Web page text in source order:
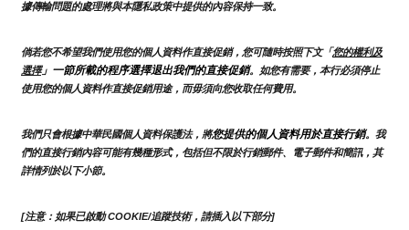
據傳輸問題的處理將與本隱私政策中提供的內容保持一致。
倘若您不希望我們使用您的個人資料作直接促銷，您可隨時按照下文「您的權利及
選擇」一節所載的程序選擇退出我們的直接促銷。如您有需要，本行必須停止
使用您的個人資料作直接促銷用途，而毋須向您收取任何費用。
我們只會根據中華民國個人資料保護法，將您提供的個人資料用於直接行銷。我
們的直接行銷內容可能有幾種形式，包括但不限於行銷郵件、電子郵件和簡訊，其
詳情列於以下小節。
[注意：如果已啟動 COOKIE/追蹤技術，請插入以下部分]